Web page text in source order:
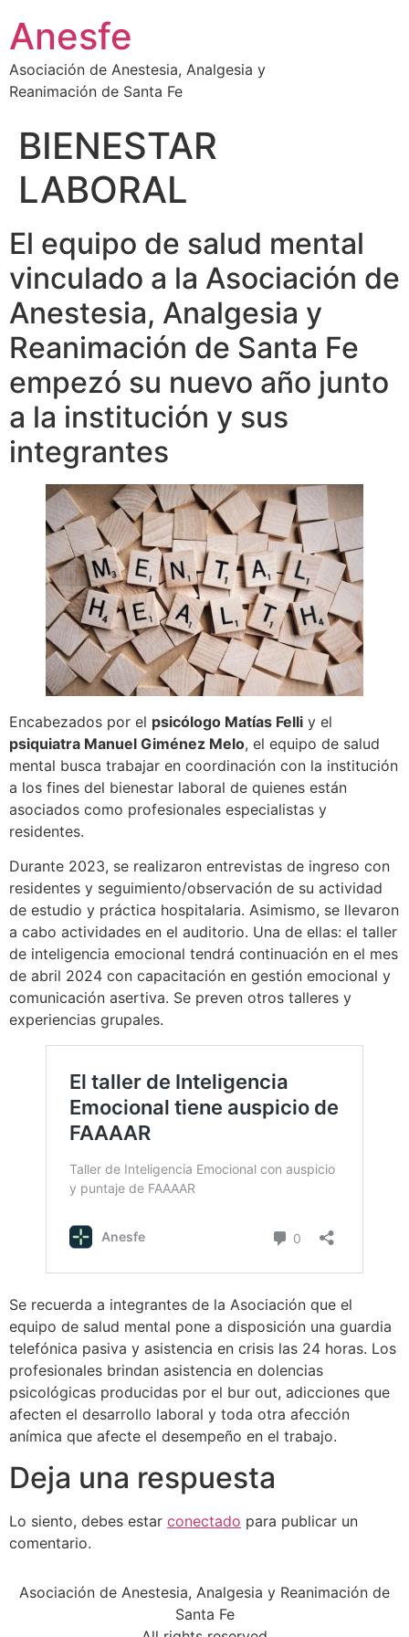
contenido
Anesfe
Asociación de Anestesia, Analgesia y
Reanimación de Santa Fe
BIENESTAR
LABORAL
El equipo de salud mental
vinculado a la Asociación de
Anestesia, Analgesia y
Reanimación de Santa Fe
empezó su nuevo año junto
a la institución y sus
integrantes
Encabezados por el psicólogo Matías Felli y el
psiquiatra Manuel Giménez Melo, el equipo de salud
mental busca trabajar en coordinación con la institución
a los fines del bienestar laboral de quienes están
asociados como profesionales especialistas y
residentes.
Durante 2023, se realizaron entrevistas de ingreso con
residentes y seguimiento/observación de su actividad
de estudio y práctica hospitalaria. Asimismo, se llevaron
a cabo actividades en el auditorio. Una de ellas: el taller
de inteligencia emocional tendrá continuación en el mes
de abril 2024 con capacitación en gestión emocional y
comunicación asertiva. Se preven otros talleres y
experiencias grupales.
Se recuerda a integrantes de la Asociación que el
equipo de salud mental pone a disposición una guardia
telefónica pasiva y asistencia en crisis las 24 horas. Los
profesionales brindan asistencia en dolencias
psicológicas producidas por el bur out, adicciones que
afecten el desarrollo laboral y toda otra afección
anímica que afecte el desempeño en el trabajo.
Deja una respuesta
Lo siento, debes estar conectado para publicar un
comentario.
Asociación de Anestesia, Analgesia y Reanimación de
Santa Fe